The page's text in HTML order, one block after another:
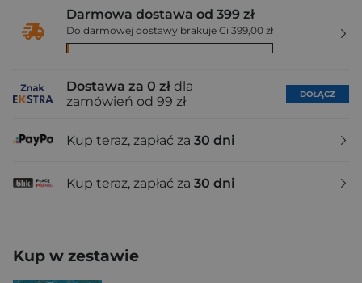
Darmowa dostawa od 399 zł
Do darmowej dostawy brakuje Ci 399,00 zł
Dostawa za 0 zł dla
zamówień od 99 zł
DOŁĄCZ
Kup teraz, zapłać za 30 dni
Kup teraz, zapłać za 30 dni
Kup w zestawie